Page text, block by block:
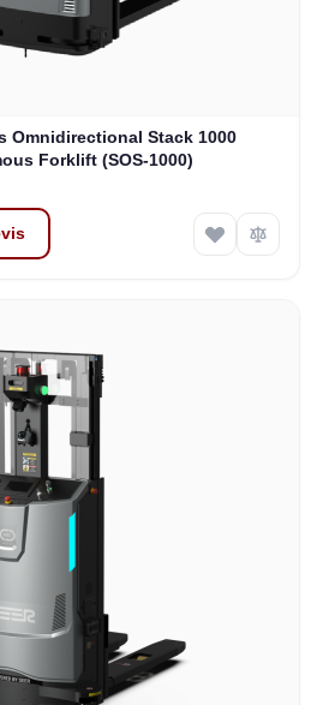
Omnidirectional Stack 1000
Forklift (SOS-1000)